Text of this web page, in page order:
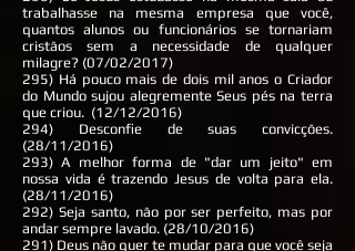
trabalhasse na mesma empresa que você,
quantos alunos ou funcionários se tornariam
cristãos sem a necessidade de qualquer
milagre? (07/02/2017)
295) Há pouco mais de dois mil anos o Criador
do Mundo sujou alegremente Seus pés na terra
que criou. (12/12/2016)
294) Desconfie de suas convicções.
(28/11/2016)
293) A melhor forma de "dar um jeito" em
nossa vida é trazendo Jesus de volta para ela.
(28/11/2016)
292) Seja santo, não por ser perfeito, mas por
andar sempre lavado. (28/10/2016)
291) Deus não quer te mudar para que você seja